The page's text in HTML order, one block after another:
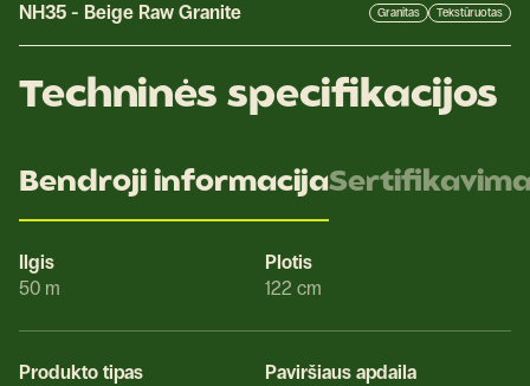
NH35 - Beige Raw Granite Granitas Tekstūruotas
Techninės specifikacijos
Bendroji informacija
Ilgis
50 m
Plotis
122 cm
Produkto tipas
Paviršiaus apdaila